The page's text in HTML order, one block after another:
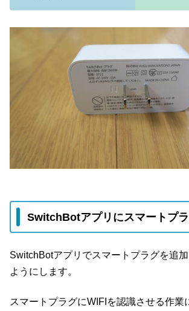
SwitchBotアプリにスマートプ
SwitchBotアプリでスマートプラグを追
ようにします。
スマートプラグにWIFIを認識させる作業